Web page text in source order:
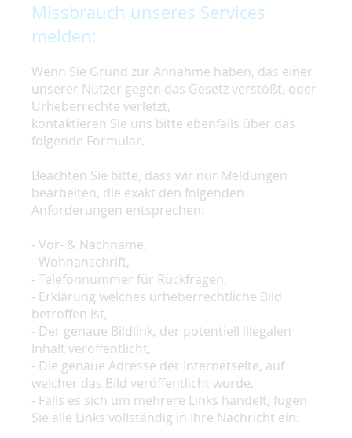
Missbrauch unseres Services
melden:
Wenn Sie Grund zur Annahme haben, das einer
unserer Nutzer gegen das Gesetz verstößt, oder
Urheberrechte verletzt,
kontaktieren Sie uns bitte ebenfalls über das
folgende Formular.
Beachten Sie bitte, dass wir nur Meldungen
bearbeiten, die exakt den folgenden
Anforderungen entsprechen:
- Vor- & Nachname,
- Wohnanschrift,
- Telefonnummer für Rückfragen,
- Erklärung welches urheberrechtliche Bild
betroffen ist,
- Der genaue Bildlink, der potentiell illegalen
Inhalt veröffentlicht,
- Die genaue Adresse der Internetseite, auf
welcher das Bild veröffentlicht wurde,
- Falls es sich um mehrere Links handelt, fügen
Sie alle Links vollständig in Ihre Nachricht ein.